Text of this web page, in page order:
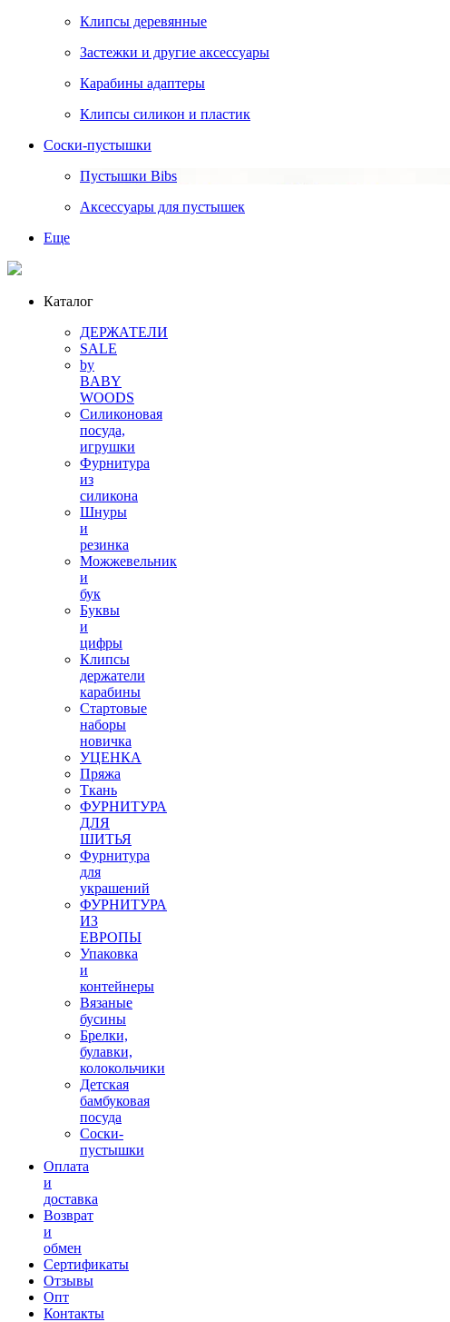
Клипсы деревянные
Застежки и другие аксессуары
Карабины адаптеры
Клипсы силикон и пластик
Соски-пустышки
Пустышки Bibs
Аксессуары для пустышек
Еще
Каталог
ДЕРЖАТЕЛИ
SALE
by
BABY
WOODS
Силиконовая
посуда,
игрушки
Фурнитура
из
силикона
Шнуры
и
резинка
Можжевельник
и
бук
Буквы
и
цифры
Клипсы
держатели
карабины
Стартовые
наборы
новичка
УЦЕНКА
Пряжа
Ткань
ФУРНИТУРА
ДЛЯ
ШИТЬЯ
Фурнитура
для
украшений
ФУРНИТУРА
ИЗ
ЕВРОПЫ
Упаковка
и
контейнеры
Вязаные
бусины
Брелки,
булавки,
колокольчики
Детская
бамбуковая
посуда
Соски-
пустышки
Оплата
и
доставка
Возврат
и
обмен
Сертификаты
Отзывы
Опт
Контакты